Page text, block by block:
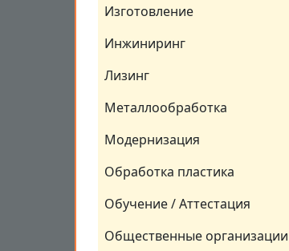
Изготовление
Инжиниринг
Лизинг
Металлообработка
Модернизация
Обработка пластика
Обучение / Аттестация
Общественные организации